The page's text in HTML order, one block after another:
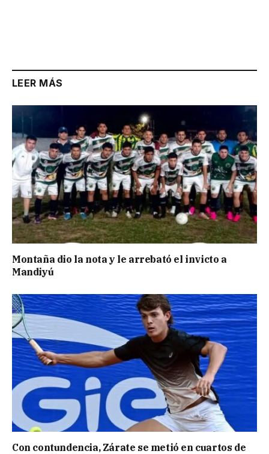
LEER MÁS
Montaña dio la nota y le arrebató el invicto a
Mandiyú
Con contundencia, Zárate se metió en cuartos de